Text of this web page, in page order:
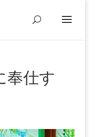
奉仕す